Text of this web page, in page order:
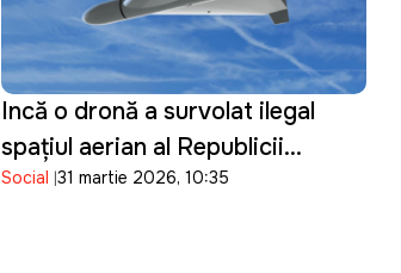
Incă o dronă a survolat ilegal
spațiul aerian al Republicii
Moldova
Social 31 martie 2026, 10:35